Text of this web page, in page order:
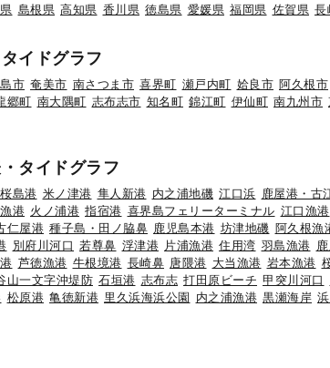
島根県 高知県 香川県 徳島県 愛媛県 福岡県 佐賀県 長
イドグラフ
市 奄美市 南さつま市 喜界町 瀬戸内町 姶良市 阿久根市
郷町 南大隅町 志布志市 知名町 錦江町 伊仙町 南九州市
タイドグラフ
桜島港 米ノ津港 隼人新港 内之浦地磯 江口浜 鹿屋港・古
港 火ノ浦港 指宿港 喜界島フェリーターミナル 江口漁港
仁屋港 種子島・田ノ脇鼻 鹿児島本港 坊津地磯 阿久根漁
別府川河口 若尊鼻 浮津港 片浦漁港 住用湾 羽島漁港
芦徳漁港 牛根境港 長崎鼻 唐隈港 大当漁港 岩本漁港
山一文字沖堤防 石垣港 志布志 打田原ビーチ 甲突川河口
松原港 亀徳新港 里久浜海浜公園 内之浦漁港 黒瀬海岸